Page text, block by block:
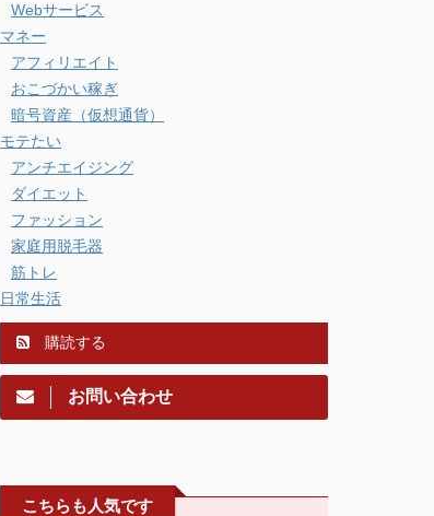
Webサービス
マネー
アフィリエイト
おこづかい稼ぎ
暗号資産（仮想通貨）
モテたい
アンチエイジング
ダイエット
ファッション
家庭用脱毛器
筋トレ
日常生活
購読する
お問い合わせ
こちらも人気です